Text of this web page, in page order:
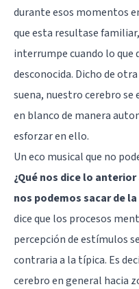
durante esos momentos
que esta resultase
interrumpe cuando lo que
desconocida. Dicho de
suena, nuestro cerebro se
en blanco de manera
esforzar en ello.
Un eco musical que no
¿Qué nos dice lo
nos podemos sacar de la
dice que los procesos
percepción de estímulos
contraria a la típica. Es
cerebro en general hacia